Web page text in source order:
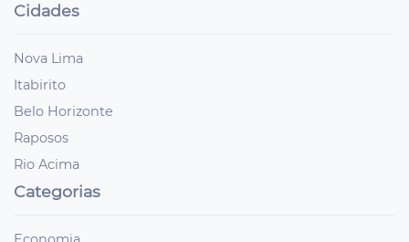
Cidades
Nova Lima
Itabirito
Belo Horizonte
Raposos
Rio Acima
Categorias